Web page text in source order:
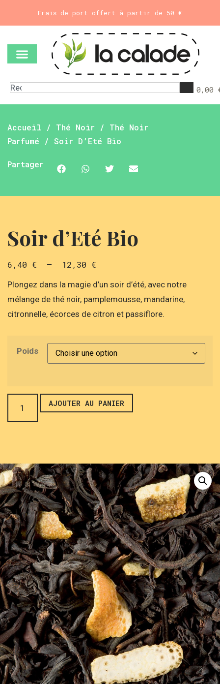
Frais de port offert à partir de 50 €
0,00
Accueil / Thé Noir / Thé Noir
Parfumé / Soir D’Eté Bio
Partager
Soir d’Eté Bio
6,40 € – 12,30 €
Plongez dans la magie d’un soir d’été, avec notre
mélange de thé noir, pamplemousse, mandarine,
citronnelle, écorces de citron et passiflore.
Poids
AJOUTER AU PANIER